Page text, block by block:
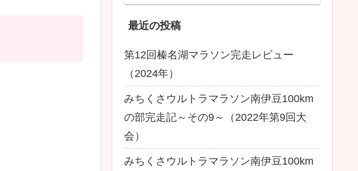
最近の投稿
第12回榛名湖マラソン完走レビュー
（2024年）
みちくさウルトラマラソン南伊豆100km
の部完走記～その9～（2022年第9回大
会）
みちくさウルトラマラソン南伊豆100km